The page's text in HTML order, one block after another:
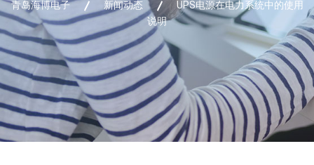
青岛海博电子 新闻动态
UPS电源在电力系统中的使用
说明